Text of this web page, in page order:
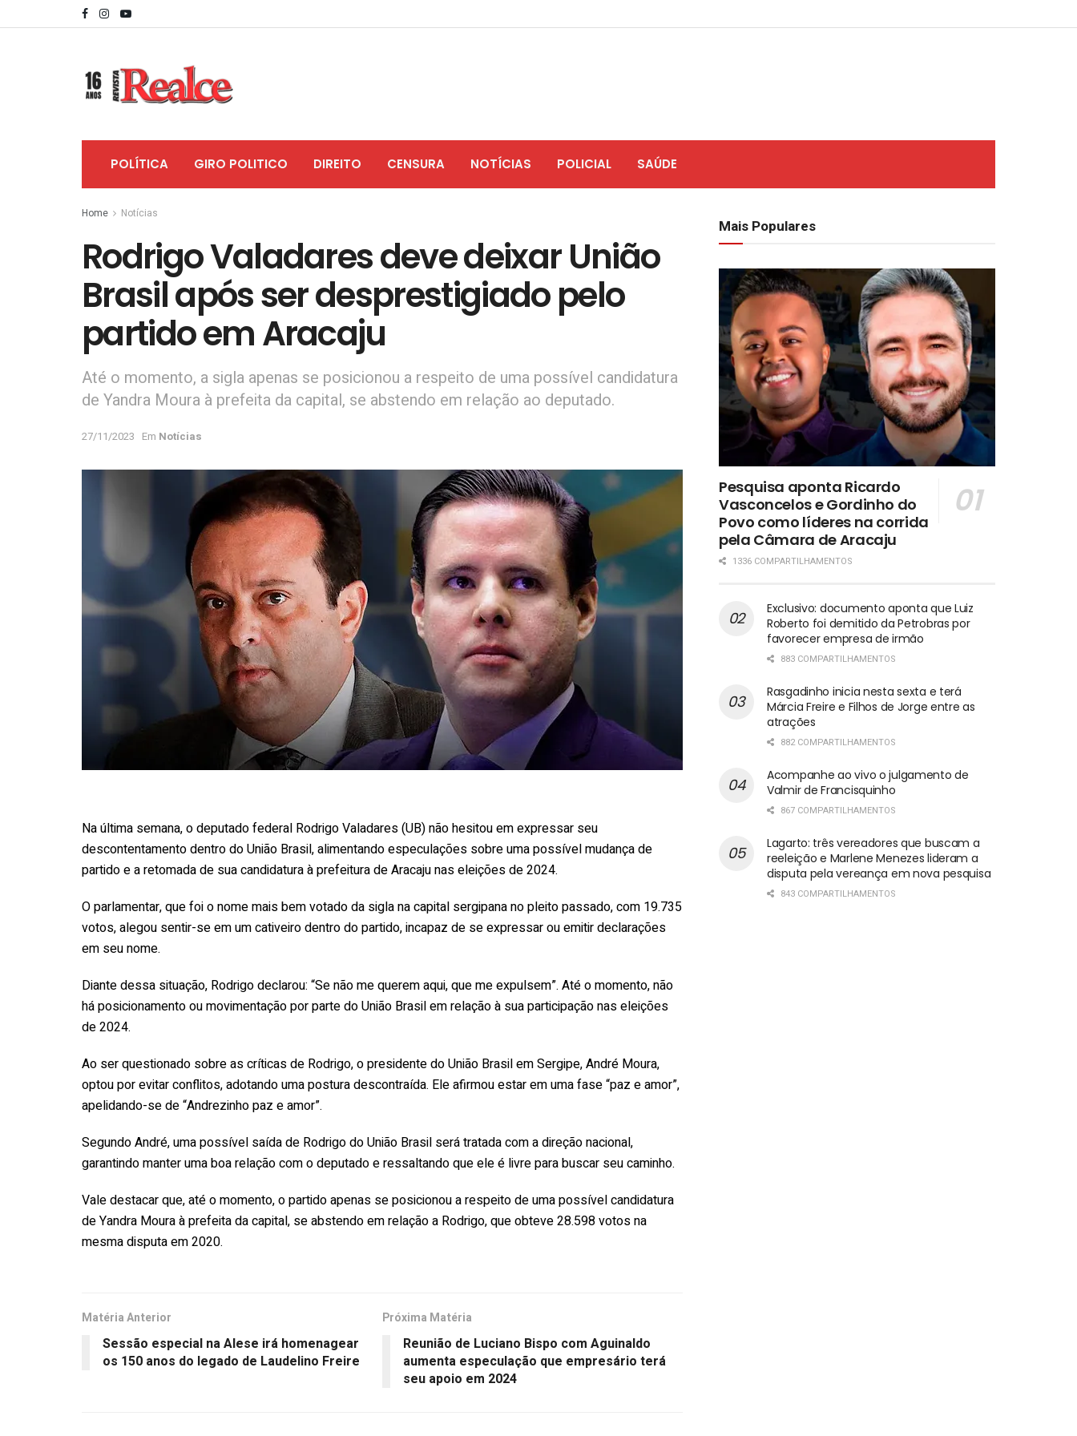
POLÍTICA GIRO POLITICO DIREITO CENSURA NOTÍCIAS POLICIAL SAÚDE
Home Notícias
Rodrigo Valadares deve deixar União
Brasil após ser desprestigiado pelo
partido em Aracaju
Até o momento, a sigla apenas se posicionou a respeito de uma possível candidatura
de Yandra Moura à prefeita da capital, se abstendo em relação ao deputado.
27/11/2023 Em Notícias
Na última semana, o deputado federal Rodrigo Valadares (UB) não hesitou em expressar seu
descontentamento dentro do União Brasil, alimentando especulações sobre uma possível mudança de
partido e a retomada de sua candidatura à prefeitura de Aracaju nas eleições de 2024.
O parlamentar, que foi o nome mais bem votado da sigla na capital sergipana no pleito passado, com 19.735
votos, alegou sentir-se em um cativeiro dentro do partido, incapaz de se expressar ou emitir declarações
em seu nome.
Diante dessa situação, Rodrigo declarou: “Se não me querem aqui, que me expulsem”. Até o momento, não
há posicionamento ou movimentação por parte do União Brasil em relação à sua participação nas eleições
de 2024.
Ao ser questionado sobre as críticas de Rodrigo, o presidente do União Brasil em Sergipe, André Moura,
optou por evitar conflitos, adotando uma postura descontraída. Ele afirmou estar em uma fase “paz e amor”,
apelidando-se de “Andrezinho paz e amor”.
Segundo André, uma possível saída de Rodrigo do União Brasil será tratada com a direção nacional,
garantindo manter uma boa relação com o deputado e ressaltando que ele é livre para buscar seu caminho.
Vale destacar que, até o momento, o partido apenas se posicionou a respeito de uma possível candidatura
de Yandra Moura à prefeita da capital, se abstendo em relação a Rodrigo, que obteve 28.598 votos na
mesma disputa em 2020.
Matéria Anterior
Sessão especial na Alese irá homenagear
os 150 anos do legado de Laudelino Freire
Próxima Matéria
Reunião de Luciano Bispo com Aguinaldo
aumenta especulação que empresário terá
seu apoio em 2024
Mais Populares
Pesquisa aponta Ricardo
Vasconcelos e Gordinho do
Povo como líderes na corrida
pela Câmara de Aracaju
1336 COMPARTILHAMENTOS
Exclusivo: documento aponta que Luiz
Roberto foi demitido da Petrobras por
favorecer empresa de irmão
883 COMPARTILHAMENTOS
Rasgadinho inicia nesta sexta e terá
Márcia Freire e Filhos de Jorge entre as
atrações
882 COMPARTILHAMENTOS
Acompanhe ao vivo o julgamento de
Valmir de Francisquinho
867 COMPARTILHAMENTOS
Lagarto: três vereadores que buscam a
reeleição e Marlene Menezes lideram a
disputa pela vereança em nova pesquisa
843 COMPARTILHAMENTOS